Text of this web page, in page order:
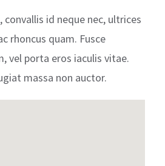
convallis id neque nec, ultrices
rhoncus quam. Fusce
vel porta eros iaculis vitae.
massa non auctor.